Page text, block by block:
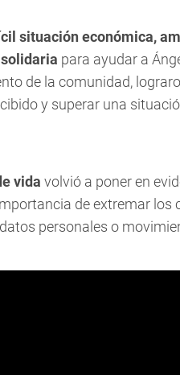
situación económica,
para ayudar a
de la comunidad,
y superar una
vida volvió a poner en
de extremar los
personales o